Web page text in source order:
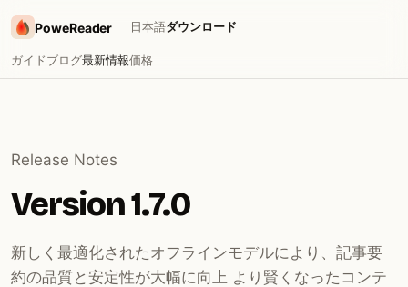
PoweReader
ガイドブログ最新情報価格
日本語ダウンロード
Release Notes
Version 1.7.0
新しく最適化されたオフラインモデルにより、記事要
約の品質と安定性が大幅に向上 より賢くなったコンテ